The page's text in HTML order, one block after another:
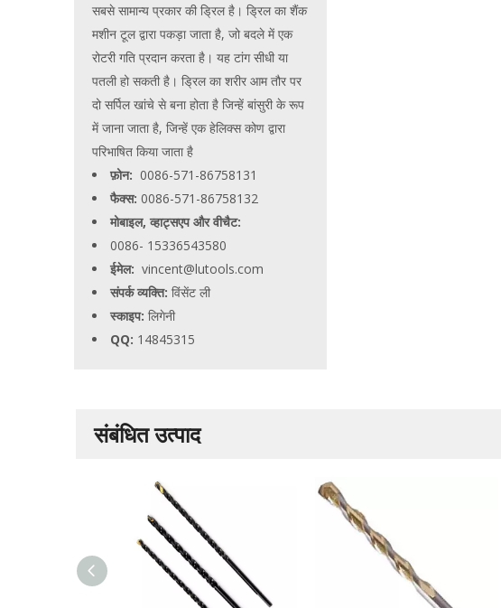
सबसे सामान्य प्रकार की ड्रिल है। ड्रिल का शैंक
मशीन टूल द्वारा पकड़ा जाता है, जो बदले में एक
रोटरी गति प्रदान करता है। यह टांग सीधी या
पतली हो सकती है। ड्रिल का शरीर आम तौर पर
दो सर्पिल खांचे से बना होता है जिन्हें बांसुरी के रूप
में जाना जाता है, जिन्हें एक हेलिक्स कोण द्वारा
परिभाषित किया जाता है
फ़ोन: 0086-571-86758131
फैक्स: 0086-571-86758132
मोबाइल, व्हाट्सएप और वीचैट:
0086- 15336543580
ईमेल: vincent@lutools.com
संपर्क व्यक्ति: विंसेंट ली
स्काइप: लिगेनी
QQ: 14845315
संबंधित उत्पाद